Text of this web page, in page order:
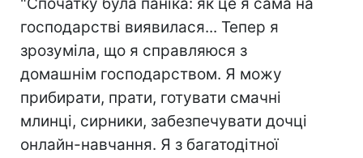
"Спочатку була паніка: як це я сама на
господарстві виявилася... Тепер я
зрозуміла, що я справляюся з
домашнім господарством. Я можу
прибирати, прати, готувати смачні
млинці, сирники, забезпечувати дочці
онлайн-навчання. Я з багатодітної